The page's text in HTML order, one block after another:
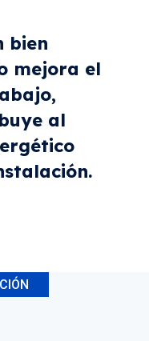
bien
mejora el
al